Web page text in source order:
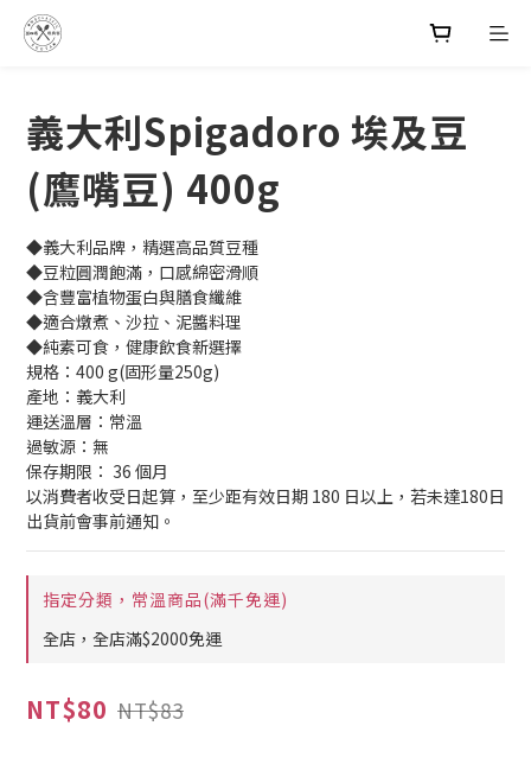
義大利Spigadoro 埃及豆
(鷹嘴豆) 400g
◆義大利品牌，精選高品質豆種
◆豆粒圓潤飽滿，口感綿密滑順
◆含豐富植物蛋白與膳食纖維
◆適合燉煮、沙拉、泥醬料理
◆純素可食，健康飲食新選擇
規格：400 g(固形量250g)
產地：義大利
運送溫層：常溫
過敏源：無
保存期限： 36 個月
以消費者收受日起算，至少距有效日期 180 日以上，若未達180日
出貨前會事前通知。
指定分類，常溫商品(滿千免運)
全店，全店滿$2000免運
NT$80 NT$83